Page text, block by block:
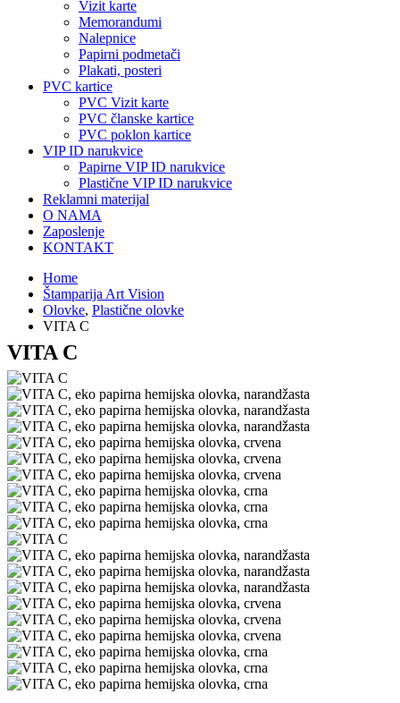
Vizit karte
Memorandumi
Nalepnice
Papirni podmetači
Plakati, posteri
PVC kartice
PVC Vizit karte
PVC članske kartice
PVC poklon kartice
VIP ID narukvice
Papirne VIP ID narukvice
Plastične VIP ID narukvice
Reklamni materijal
O NAMA
Zaposlenje
KONTAKT
Home
Štamparija Art Vision
Olovke, Plastične olovke
VITA C
VITA C